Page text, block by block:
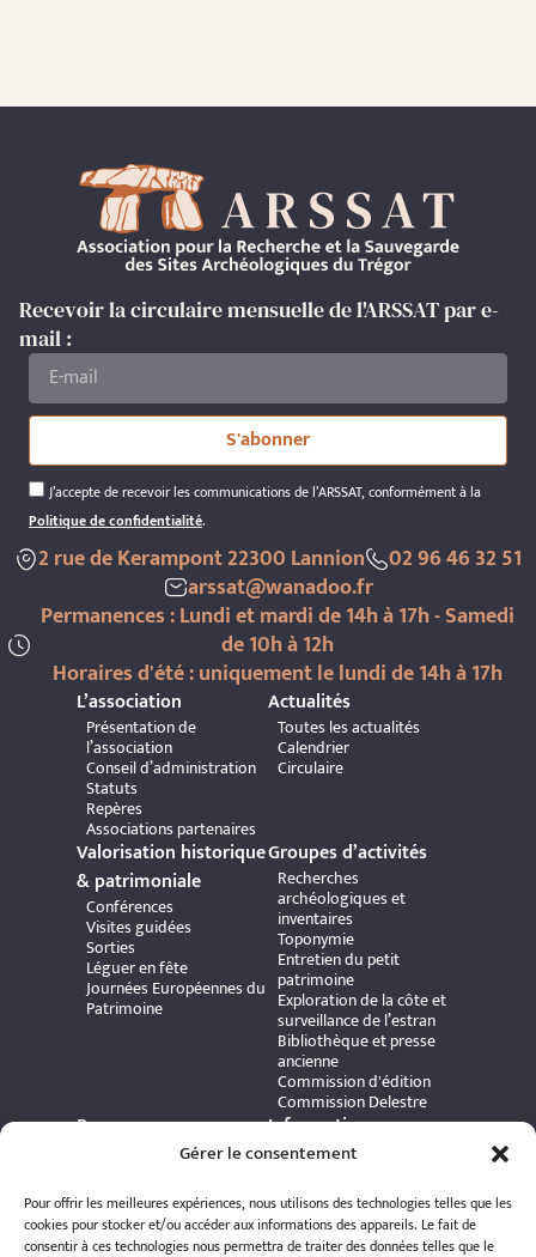
Gérer le consentement
Pour offrir les meilleures expériences, nous utilisons des technologies telles que les
cookies pour stocker et/ou accéder aux informations des appareils. Le fait de
consentir à ces technologies nous permettra de traiter des données telles que le
Recevoir la circulaire mensuelle de l'ARSSAT par e-
mail :
J’accepte de recevoir les communications de l’ARSSAT, conformément à la
Politique de confidentialité.
S'abonner
2 rue de Kerampont 22300 Lannion
02 96 46 32 51
arssat@wanadoo.fr
Permanences : Lundi et mardi de 14h à 17h - Samedi
de 10h à 12h
Horaires d'été : uniquement le lundi de 14h à 17h
L’association
Présentation de
l’association
Conseil d’administration
Statuts
Repères
Associations partenaires
Actualités
Toutes les actualités
Calendrier
Circulaire
Valorisation historique
& patrimoniale
Conférences
Visites guidées
Sorties
Léguer en fête
Journées Européennes du
Patrimoine
Groupes d’activités
Recherches
archéologiques et
inventaires
Toponymie
Entretien du petit
patrimoine
Exploration de la côte et
surveillance de l’estran
Bibliothèque et presse
ancienne
Commission d'édition
Commission Delestre
Ressources
Carte interactive
Publications et ouvrages
Archives patrimoniales
Bretania
Informations
pratiques
Adhérer à l’association
Politique de
confidentialité